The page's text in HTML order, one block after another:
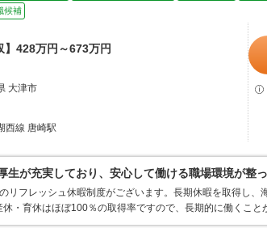
候補
】428万円～673万円
大津市
西線 唐崎駅
生が充実しており、安心して働ける職場環境が整っ
リフレッシュ休暇制度がございます。長期休暇を取得し、
休・育休はほぼ100％の取得率ですので、長期的に働くこと